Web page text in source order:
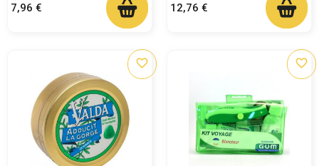
Prix
7,96 € Prix
12,76 €
favorite_border favorite_border